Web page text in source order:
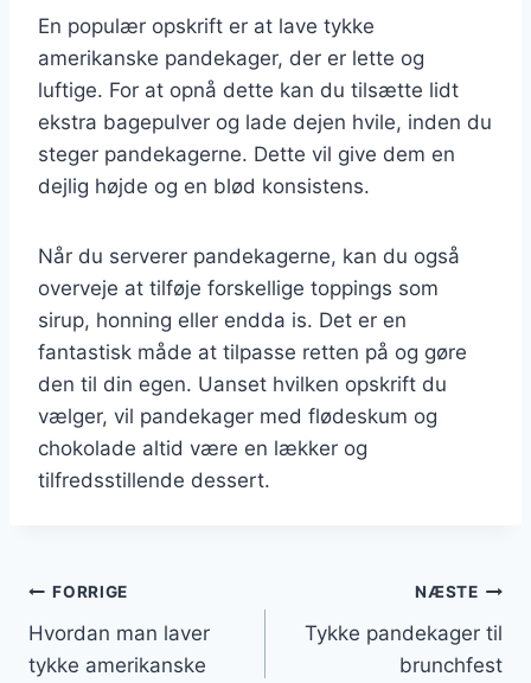
En populær opskrift er at lave tykke
amerikanske pandekager, der er lette og
luftige. For at opnå dette kan du tilsætte lidt
ekstra bagepulver og lade dejen hvile, inden du
steger pandekagerne. Dette vil give dem en
dejlig højde og en blød konsistens.
Når du serverer pandekagerne, kan du også
overveje at tilføje forskellige toppings som
sirup, honning eller endda is. Det er en
fantastisk måde at tilpasse retten på og gøre
den til din egen. Uanset hvilken opskrift du
vælger, vil pandekager med flødeskum og
chokolade altid være en lækker og
tilfredsstillende dessert.
Indlægsnavigation
FORRIGE
Hvordan man laver
tykke amerikanske
NÆSTE
Tykke pandekager til
brunchfest